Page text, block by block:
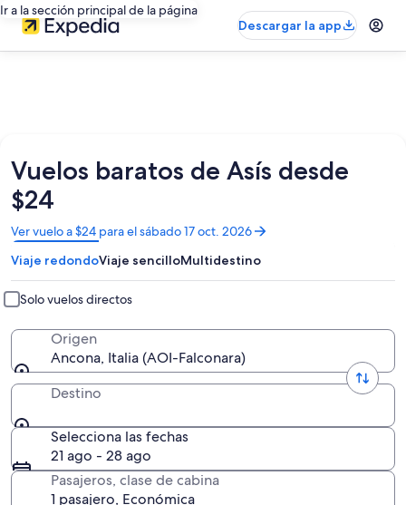
Ir a la sección principal de la página
Descargar la app
Vuelos baratos de Asís desde
$24
Ver vuelo a $24 para el sábado 17 oct. 2026
Se
abrirá
en
una
nueva
ventana
Viaje redondoViaje sencilloMultidestino
Solo vuelos directos
Origen
Ancona, Italia (AOI-Falconara)
Destino
Selecciona las fechas
21 ago - 28 ago
Pasajeros, clase de cabina
1 pasajero, Económica